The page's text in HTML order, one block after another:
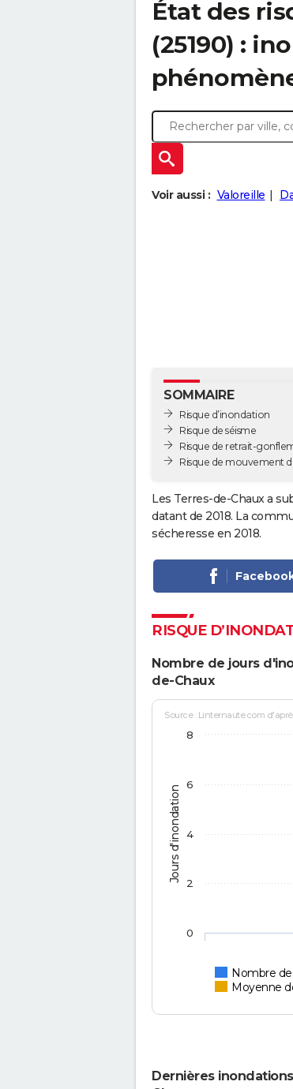
État des
(25190) :
Voir aussi : Valoreille
SOMMAIRE
Risque d’inondation
Risque de séisme
Risque de retrait-
Risque de mouvement
Les Terres-de-Chaux a
datant de 2018. La
sécheresse en 2018.
RISQUE
Nombre de jours
de-Chaux
Jours d'inondation
Source : Linternaute.com
Nombre de
Moyenne
0
2
4
6
8
Dernières